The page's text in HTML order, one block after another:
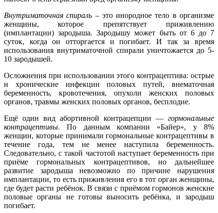
Внутриматочная спираль – это инородное тело в организме
женщины, которое препятствует приживлению
(имплантации) зародыша. Зародышу может быть от 6 до 7
суток, когда он отторгается и погибает. И так за время
использования внутриматочной спирали уничтожается до 5-
10 зародышей.
Осложнения при использовании этого контрацептива: острые
и хронические инфекции половых путей, внематочная
беременность, кровотечения, опухоли женских половых
органов, травмы женских половых органов, бесплодие.
Ещё один вид абортивной контрацепции — гормональные
контрацептивы. По данным компании «Байер», у 8%
женщин, которые принимали гормональные контрацептивы в
течение года, тем не менее наступила беременность.
Следовательно, с такой частотой наступает беременность при
приёме гормональных контрацептивов, но дальнейшее
развитие зародыша невозможно по причине нарушения
имплантации, то есть приживления его в тот орган женщины,
где будет расти ребёнок. В связи с приёмом гормонов женские
половые органы не готовы выносить ребёнка, и зародыш
погибает.